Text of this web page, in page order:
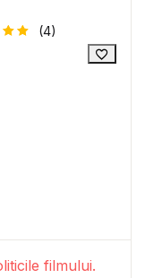
la
(4)